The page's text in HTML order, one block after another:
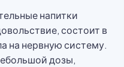
напитки
состоит в
на нервную систему.
дозы,